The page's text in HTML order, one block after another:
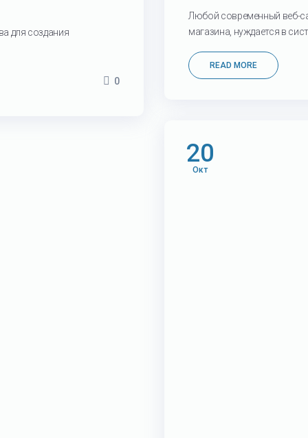
для создания
0
Любой современный веб-
магазина, нуждается в
READ MORE
20
Окт